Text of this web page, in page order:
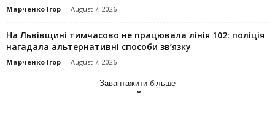
Марченко Ігор - August 7, 2026
На Львівщині тимчасово не працювала лінія 102: поліція
нагадала альтернативні способи зв’язку
Марченко Ігор - August 7, 2026
Завантажити більше